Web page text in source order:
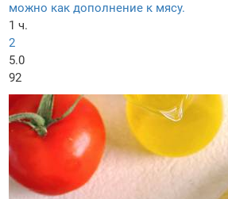
можно как дополнение к мясу.
1 ч.
2
5.0
92